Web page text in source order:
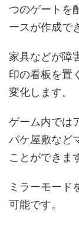
つのゲートを
ースが作成で
家具などが障
印の看板を置
変化します。
ゲーム内では
バケ屋敷など
ことができま
ミラーモード
可能です。